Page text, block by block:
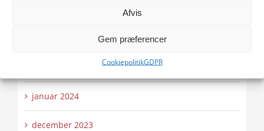
Afvis
Gem præferencer
CookiepolitikGDPR
januar 2024
december 2023